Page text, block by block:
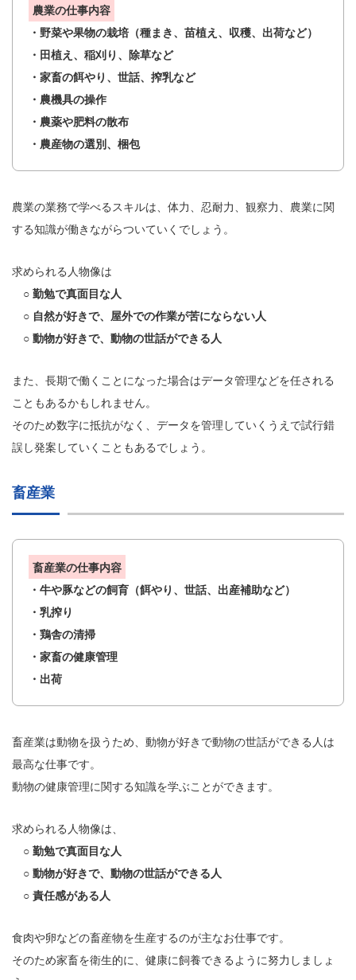
農業の仕事内容
・野菜や果物の栽培（種まき、苗植え、収穫、出荷など）
・田植え、稲刈り、除草など
・家畜の餌やり、世話、搾乳など
・農機具の操作
・農薬や肥料の散布
・農産物の選別、梱包
農業の業務で学べるスキルは、体力、忍耐力、観察力、農業に関
する知識が働きながらついていくでしょう。
求められる人物像は
○ 勤勉で真面目な人
○ 自然が好きで、屋外での作業が苦にならない人
○ 動物が好きで、動物の世話ができる人
また、長期で働くことになった場合はデータ管理などを任される
こともあるかもしれません。
そのため数字に抵抗がなく、データを管理していくうえで試行錯
誤し発案していくこともあるでしょう。
畜産業
畜産業の仕事内容
・牛や豚などの飼育（餌やり、世話、出産補助など）
・乳搾り
・鶏舎の清掃
・家畜の健康管理
・出荷
畜産業は動物を扱うため、動物が好きで動物の世話ができる人は
最高な仕事です。
動物の健康管理に関する知識を学ぶことができます。
求められる人物像は、
○ 勤勉で真面目な人
○ 動物が好きで、動物の世話ができる人
○ 責任感がある人
食肉や卵などの畜産物を生産するのが主なお仕事です。
そのため家畜を衛生的に、健康に飼養できるように努力しましょ